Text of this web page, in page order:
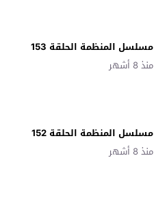
مسلسل المنظمة الحلقة 153
منذ 8 أشهر
مسلسل المنظمة الحلقة 152
منذ 8 أشهر